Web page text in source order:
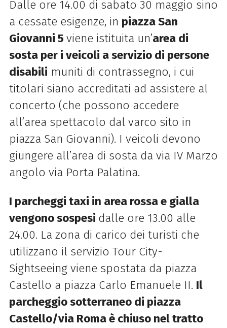
Dalle ore 14.00 di sabato 30 maggio sino
a cessate esigenze, in piazza San
Giovanni 5 viene istituita un’area di
sosta per i veicoli a servizio di persone
disabili muniti di contrassegno, i cui
titolari siano accreditati ad assistere al
concerto (che possono accedere
all’area spettacolo dal varco sito in
piazza San Giovanni). I veicoli devono
giungere all’area di sosta da via IV Marzo
angolo via Porta Palatina.
I parcheggi taxi in area rossa e gialla
vengono sospesi dalle ore 13.00 alle
24.00. La zona di carico dei turisti che
utilizzano il servizio Tour City-
Sightseeing viene spostata da piazza
Castello a piazza Carlo Emanuele II. Il
parcheggio sotterraneo di piazza
Castello/via Roma è chiuso nel tratto